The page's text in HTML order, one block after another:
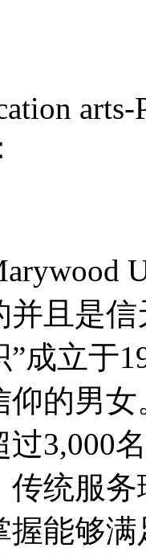
arts-
并且是
成立于
仰的男
3,000
传统服
握能够